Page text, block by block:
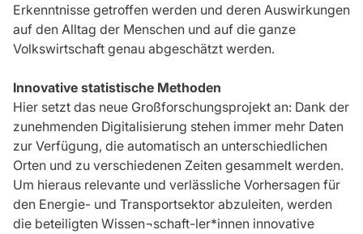
Erkenntnisse getroffen werden und deren Auswirkungen
auf den Alltag der Menschen und auf die ganze
Volkswirtschaft genau abgeschätzt werden.
Innovative statistische Methoden
Hier setzt das neue Großforschungsprojekt an: Dank der
zunehmenden Digitalisierung stehen immer mehr Daten
zur Verfügung, die automatisch an unterschiedlichen
Orten und zu verschiedenen Zeiten gesammelt werden.
Um hieraus relevante und verlässliche Vorhersagen für
den Energie- und Transportsektor abzuleiten, werden
die beteiligten Wissen¬schaft-ler*innen innovative